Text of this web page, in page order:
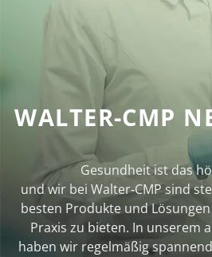
WALTER-CMP
Gesundheit ist das
und wir bei Walter‑CMP sind
besten Produkte und
Praxis zu bieten. In unserem
haben wir regelmäßig